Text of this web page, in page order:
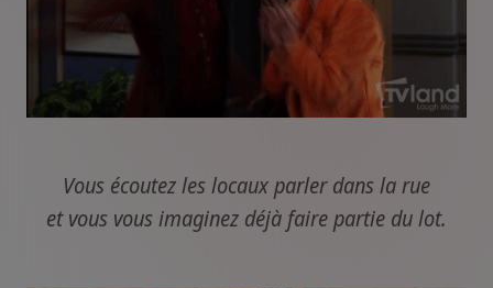
Vous écoutez les locaux parler dans la rue
et vous vous imaginez déjà faire partie du lot.